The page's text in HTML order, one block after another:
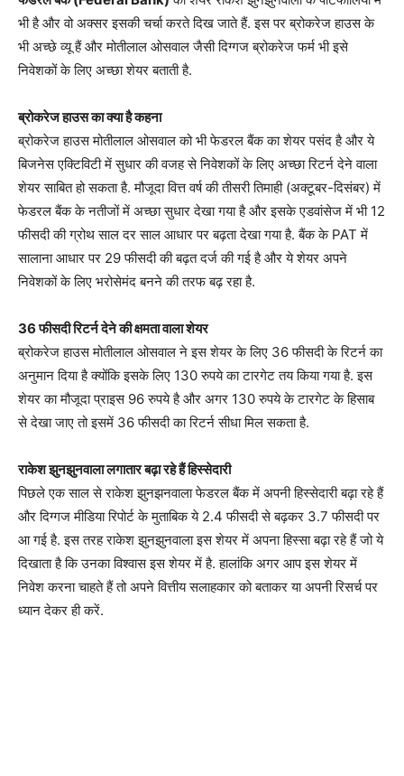
भी है और वो अक्सर इसकी चर्चा करते दिख जाते हैं. इस पर ब्रोकरेज हाउस के
भी अच्छे व्यू हैं और मोतीलाल ओसवाल जैसी दिग्गज ब्रोकरेज फर्म भी इसे
निवेशकों के लिए अच्छा शेयर बताती है.
ब्रोकरेज हाउस का क्या है कहना
ब्रोकरेज हाउस मोतीलाल ओसवाल को भी फेडरल बैंक का शेयर पसंद है और ये
बिजनेस एक्टिविटी में सुधार की वजह से निवेशकों के लिए अच्छा रिटर्न देने वाला
शेयर साबित हो सकता है. मौजूदा वित्त वर्ष की तीसरी तिमाही (अक्टूबर-दिसंबर) में
फेडरल बैंक के नतीजों में अच्छा सुधार देखा गया है और इसके एडवांसेज में भी 12
फीसदी की ग्रोथ साल दर साल आधार पर बढ़ता देखा गया है. बैंक के PAT में
सालाना आधार पर 29 फीसदी की बढ़त दर्ज की गई है और ये शेयर अपने
निवेशकों के लिए भरोसेमंद बनने की तरफ बढ़ रहा है.
36 फीसदी रिटर्न देने की क्षमता वाला शेयर
ब्रोकरेज हाउस मोतीलाल ओसवाल ने इस शेयर के लिए 36 फीसदी के रिटर्न का
अनुमान दिया है क्योंकि इसके लिए 130 रुपये का टारगेट तय किया गया है. इस
शेयर का मौजूदा प्राइस 96 रुपये है और अगर 130 रुपये के टारगेट के हिसाब
से देखा जाए तो इसमें 36 फीसदी का रिटर्न सीधा मिल सकता है.
राकेश झुनझुनवाला लगातार बढ़ा रहे हैं हिस्सेदारी
पिछले एक साल से राकेश झुनझनवाला फेडरल बैंक में अपनी हिस्सेदारी बढ़ा रहे हैं
और दिग्गज मीडिया रिपोर्ट के मुताबिक ये 2.4 फीसदी से बढ़कर 3.7 फीसदी पर
आ गई है. इस तरह राकेश झुनझुनवाला इस शेयर में अपना हिस्सा बढ़ा रहे हैं जो ये
दिखाता है कि उनका विश्वास इस शेयर में है. हालांकि अगर आप इस शेयर में
निवेश करना चाहते हैं तो अपने वित्तीय सलाहकार को बताकर या अपनी रिसर्च पर
ध्यान देकर ही करें.